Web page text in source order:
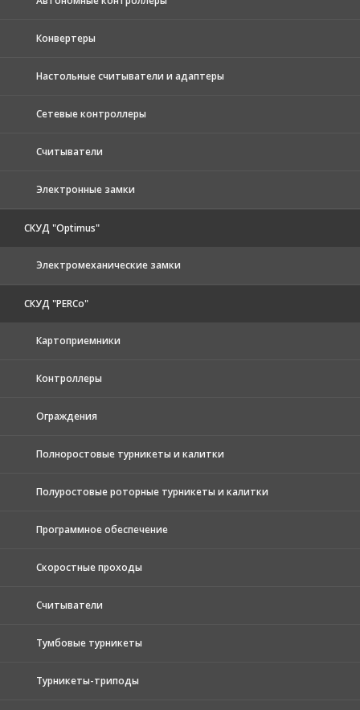
Конвертеры
Настольные считыватели и адаптеры
Сетевые контроллеры
Считыватели
Электронные замки
СКУД "Optimus"
Электромеханические замки
СКУД "PERCo"
Картоприемники
Контроллеры
Ограждения
Полноростовые турникеты и калитки
Полуростовые роторные турникеты и калитки
Программное обеспечение
Скоростные проходы
Считыватели
Тумбовые турникеты
Турникеты-триподы